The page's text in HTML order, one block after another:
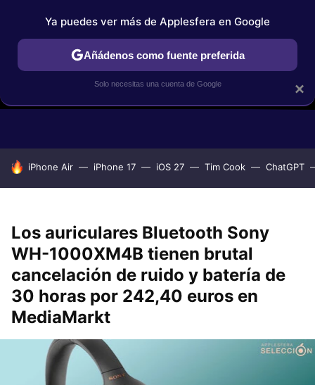
GUÍAS DE COMPRA COMPARATIVAS APPLE VS OTROS
HOY SE HABLA DE
iPhone Air iPhone 17 iOS 27 Tim Cook ChatGPT
Los auriculares Bluetooth Sony
WH-1000XM4B tienen brutal
cancelación de ruido y batería de
30 horas por 242,40 euros en
MediaMarkt
×
Ya puedes ver más de Applesfera en Google
Añádenos como fuente preferida
Solo necesitas una cuenta de Google